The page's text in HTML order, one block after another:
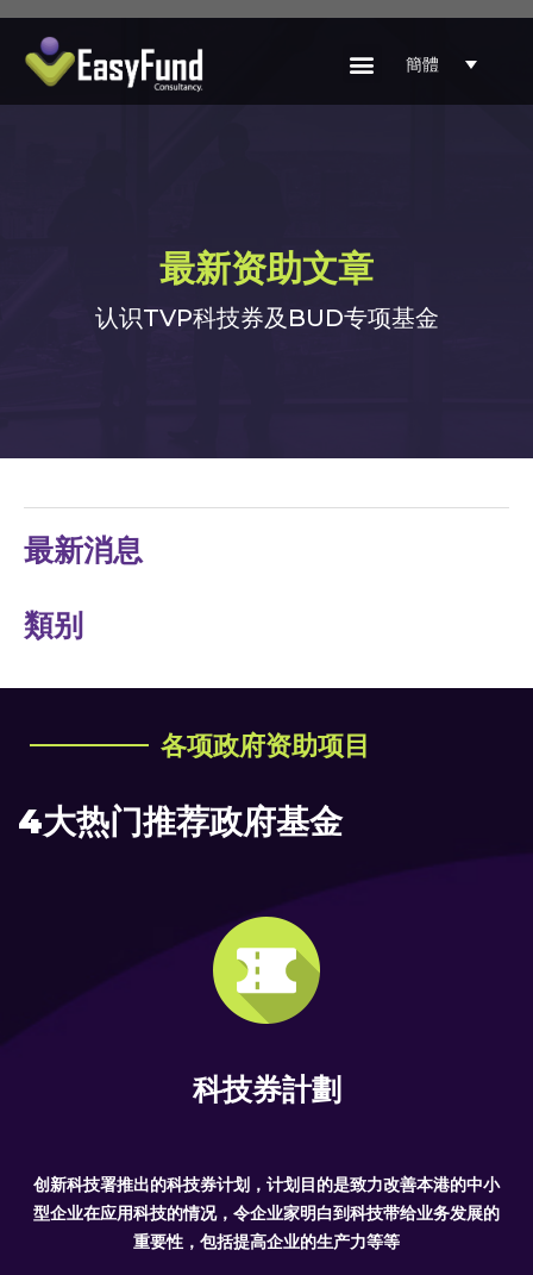
簡體
最新资助文章
认识TVP科技券及BUD专项基金
最新消息
類别
各项政府资助项目
4大热门推荐政府基金
科技券計劃
创新科技署推出的科技券计划，计划目的是致力改善本港的中小
型企业在应用科技的情况，令企业家明白到科技带给业务发展的
重要性，包括提高企业的生产力等等